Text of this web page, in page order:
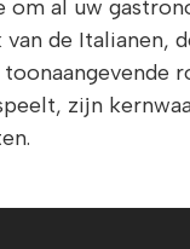
om al uw
van de Italianen,
toonaangevende
zijn